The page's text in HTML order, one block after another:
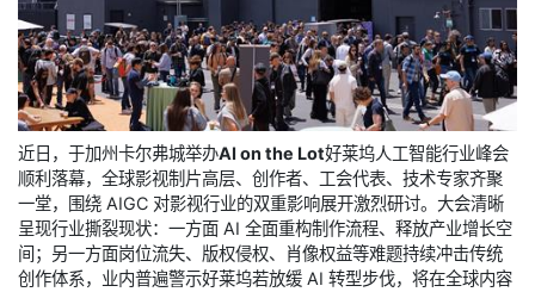
近日，于加州卡尔弗城举办AI on the Lot好莱坞人工智能行业峰会
顺利落幕，全球影视制片高层、创作者、工会代表、技术专家齐聚
一堂，围绕 AIGC 对影视行业的双重影响展开激烈研讨。大会清晰
呈现行业撕裂现状：一方面 AI 全面重构制作流程、释放产业增长空
间；另一方面岗位流失、版权侵权、肖像权益等难题持续冲击传统
创作体系，业内普遍警示好莱坞若放缓 AI 转型步伐，将在全球内容